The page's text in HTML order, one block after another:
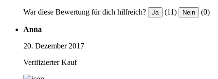
War diese Bewertung für dich hilfreich? Ja (11) Nein (0)
Anna
20. Dezember 2017
Verifizierter Kauf